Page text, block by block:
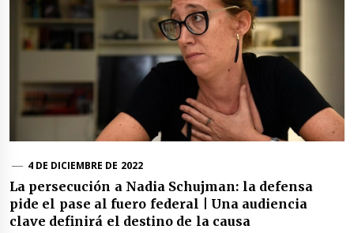
4 DE DICIEMBRE DE 2022
La persecución a Nadia Schujman: la defensa
pide el pase al fuero federal | Una audiencia
clave definirá el destino de la causa